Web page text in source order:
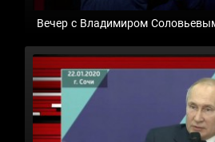
Вечер с Владимиром